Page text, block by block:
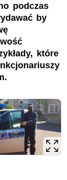
podczas
by
które